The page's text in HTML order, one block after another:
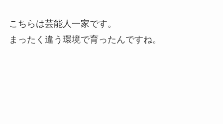
こちらは芸能人一家です。
まったく違う環境で育ったんですね。